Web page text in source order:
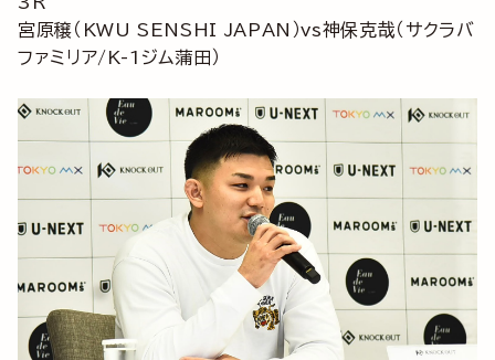
宮原穣（KWU SENSHI JAPAN）vs神保克哉（サクラバ
ファミリア/K-1ジム蒲田）